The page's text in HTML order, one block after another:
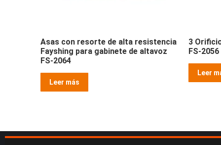
Asas con resorte de alta resistencia
Fayshing para gabinete de altavoz
FS-2064
Leer más
3
FS-2056
Leer